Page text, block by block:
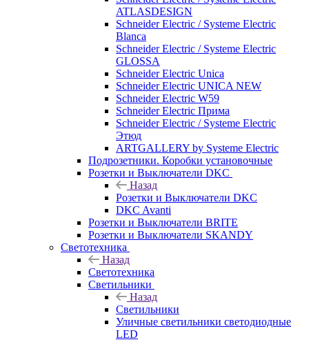
ATLASDESIGN
Schneider Electric / Systeme Electric
Blanca
Schneider Electric / Systeme Electric
GLOSSA
Schneider Electric Unica
Schneider Electric UNICA NEW
Schneider Electric W59
Schneider Electric Прима
Schneider Electric / Systeme Electric
Этюд
ARTGALLERY by Systeme Electric
Подрозетники. Коробки установочные
Розетки и Выключатели DKC
Назад
Розетки и Выключатели DKC
DKC Avanti
Розетки и Выключатели BRITE
Розетки и Выключатели SKANDY
Светотехника
Назад
Светотехника
Светильники
Назад
Светильники
Уличные светильники светодиодные
LED